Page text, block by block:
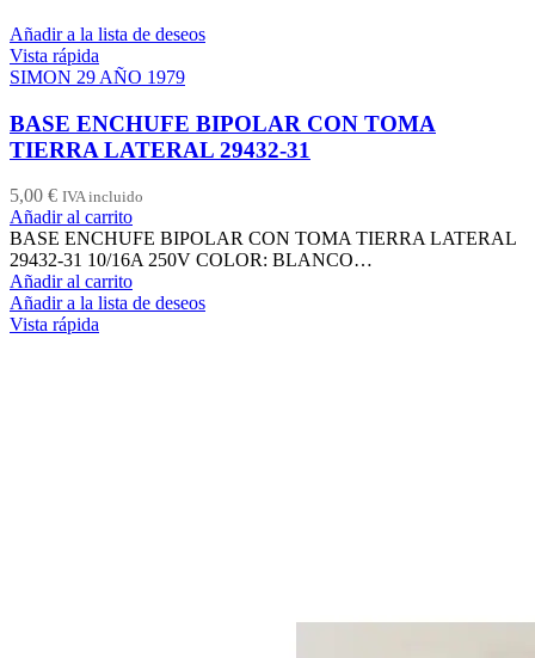
Añadir a la lista de deseos
Vista rápida
SIMON 29 AÑO 1979
BASE ENCHUFE BIPOLAR CON TOMA
TIERRA LATERAL 29432-31
5,00 € IVA incluido
Añadir al carrito
BASE ENCHUFE BIPOLAR CON TOMA TIERRA LATERAL
29432-31 10/16A 250V COLOR: BLANCO…
Añadir al carrito
Añadir a la lista de deseos
Vista rápida